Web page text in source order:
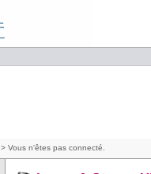
> Vous n'êtes pas connecté.